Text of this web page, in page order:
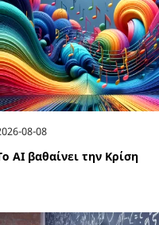
08-08
ΑΙ βαθαίνει την Κρίση